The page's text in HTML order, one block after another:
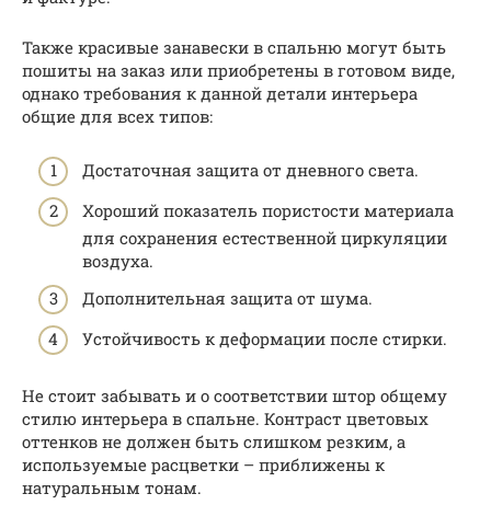
Также красивые занавески в спальню могут быть
пошиты на заказ или приобретены в готовом виде,
однако требования к данной детали интерьера
общие для всех типов:
Достаточная защита от дневного света.
Хороший показатель пористости материала
для сохранения естественной циркуляции
воздуха.
Дополнительная защита от шума.
Устойчивость к деформации после стирки.
Не стоит забывать и о соответствии штор общему
стилю интерьера в спальне. Контраст цветовых
оттенков не должен быть слишком резким, а
используемые расцветки – приближены к
натуральным тонам.